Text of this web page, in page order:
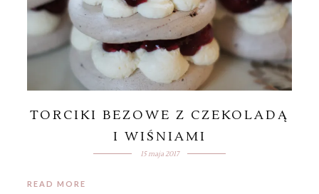
TORCIKI BEZOWE Z CZEKOLADĄ
I WIŚNIAMI
15 maja 2017
READ MORE